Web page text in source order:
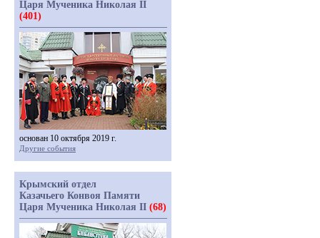
Царя Мученика Николая II
(401)
основан 10 октября 2019 г.
Другие события
Крымский отдел
Казачьего Конвоя Памяти
Царя Мученика Николая II (68)